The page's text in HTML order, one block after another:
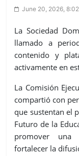
June 20, 2026,
La Sociedad
llamado a
contenido y
activamente en
La Comisión
compartió con
que sustentan el
Futuro de la
promover una
fortalecer la